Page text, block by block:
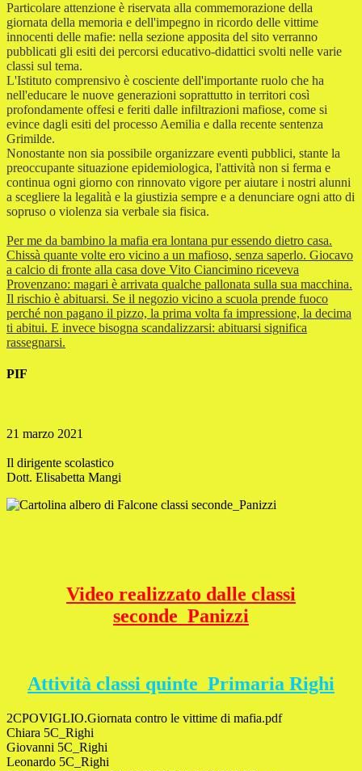
Particolare attenzione è riservata alla commemorazione della
giornata della memoria e dell'impegno in ricordo delle vittime
innocenti delle mafie: nella sezione apposita del sito verranno
pubblicati gli esiti dei percorsi educativo-didattici svolti nelle varie
classi sul tema.
L'Istituto comprensivo è cosciente dell'importante ruolo che ha
nell'educare le nuove generazioni soprattutto in territori così
profondamente offesi e feriti dalle infiltrazioni mafiose, come si
evince dagli esiti del processo Aemilia e dalla recente sentenza
Grimilde.
Nonostante non sia possibile organizzare eventi pubblici, stante la
preoccupante situazione epidemiologica, l'attività non si ferma e
continua ogni giorno con rinnovato vigore per aiutare i nostri alunni
a scegliere la legalità e la giustizia sempre e a denunciare ogni atto di
sopruso o violenza sia verbale sia fisica.
Per me da bambino la mafia era lontana pur essendo dietro casa.
Chissà quante volte ero vicino a un mafioso, senza saperlo. Giocavo
a calcio di fronte alla casa dove Vito Ciancimino riceveva
Provenzano: magari è arrivata qualche pallonata sulla sua macchina.
Il rischio è abituarsi. Se il negozio vicino a scuola prende fuoco
perché non pagano il pizzo, la prima volta fa impressione, la decima
ti abitui. E invece bisogna scandalizzarsi: abituarsi significa
rassegnarsi.
PIF
21 marzo 2021
Il dirigente scolastico
Dott. Elisabetta Mangi
Video realizzato dalle classi
seconde_Panizzi
Attività classi quinte_Primaria Righi
2CPOVIGLIO.Giornata contro le vittime di mafia.pdf
Chiara 5C_Righi
Giovanni 5C_Righi
Leonardo 5C_Righi